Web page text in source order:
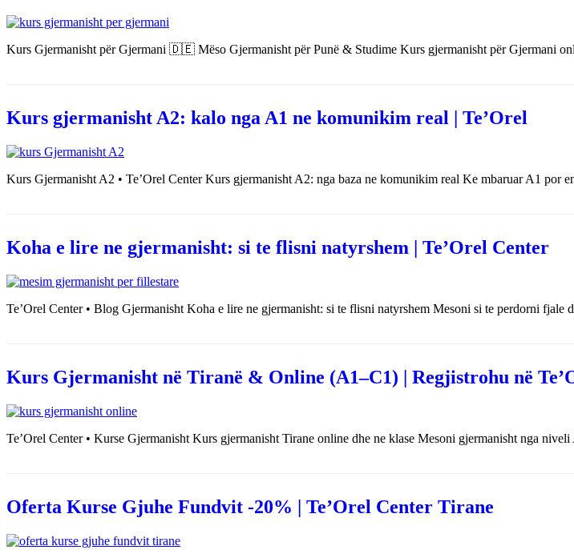
Kurs Gjermanisht për Gjermani 🇩🇪 Mëso Gjermanisht për Punë & Studime Kurs gjermanisht për Gjermani
Kurs gjermanisht A2: kalo nga A1 ne komunikim real | Te’Orel
Kurs Gjermanisht A2 • Te’Orel Center Kurs gjermanisht A2: nga baza ne komunikim real Ke mbaruar A1 por
Koha e lire ne gjermanisht: si te flisni natyrshem | Te’Orel Center
Te’Orel Center • Blog Gjermanisht Koha e lire ne gjermanisht: si te flisni natyrshem Mesoni si te perdorni
Kurs Gjermanisht në Tiranë & Online (A1–C1) | Regjistrohu në
Te’Orel Center • Kurse Gjermanisht Kurs gjermanisht Tirane online dhe ne klase Mesoni gjermanisht nga
Oferta Kurse Gjuhe Fundvit -20% | Te’Orel Center Tirane